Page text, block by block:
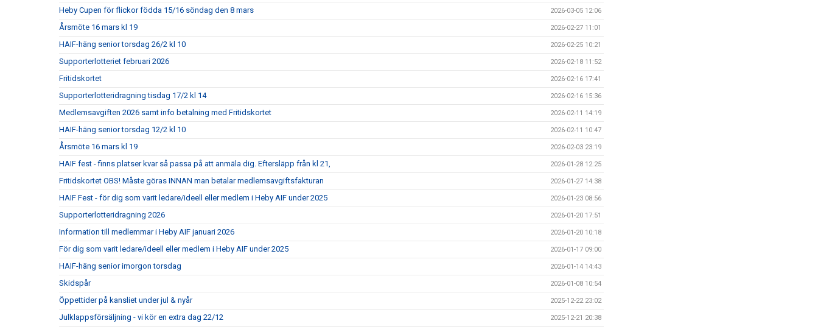
Heby Cupen för flickor födda 15/16 söndag den 8 mars 2026-03-05 12:06
Årsmöte 16 mars kl 19 2026-02-27 11:01
HAIF-häng senior torsdag 26/2 kl 10 2026-02-25 10:21
Supporterlotteriet februari 2026 2026-02-18 11:52
Fritidskortet 2026-02-16 17:41
Supporterlotteridragning tisdag 17/2 kl 14 2026-02-16 15:36
Medlemsavgiften 2026 samt info betalning med Fritidskortet 2026-02-11 14:19
HAIF-häng senior torsdag 12/2 kl 10 2026-02-11 10:47
Årsmöte 16 mars kl 19 2026-02-03 23:19
HAIF fest - finns platser kvar så passa på att anmäla dig. Eftersläpp från kl 21, 2026-01-28 12:25
Fritidskortet OBS! Måste göras INNAN man betalar medlemsavgiftsfakturan 2026-01-27 14:38
HAIF Fest - för dig som varit ledare/ideell eller medlem i Heby AIF under 2025 2026-01-23 08:56
Supporterlotteridragning 2026 2026-01-20 17:51
Information till medlemmar i Heby AIF januari 2026 2026-01-20 10:18
För dig som varit ledare/ideell eller medlem i Heby AIF under 2025 2026-01-17 09:00
HAIF-häng senior imorgon torsdag 2026-01-14 14:43
Skidspår 2026-01-08 10:54
Öppettider på kansliet under jul & nyår 2025-12-22 23:02
Julklappsförsäljning - vi kör en extra dag 22/12 2025-12-21 20:38